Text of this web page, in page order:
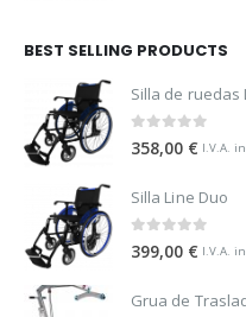
BEST SELLING PRODUCTS
Silla de ruedas
358,00 € I.V.A.
Silla Line Duo
0 out of 5
399,00 € I.V.A.
Grua de